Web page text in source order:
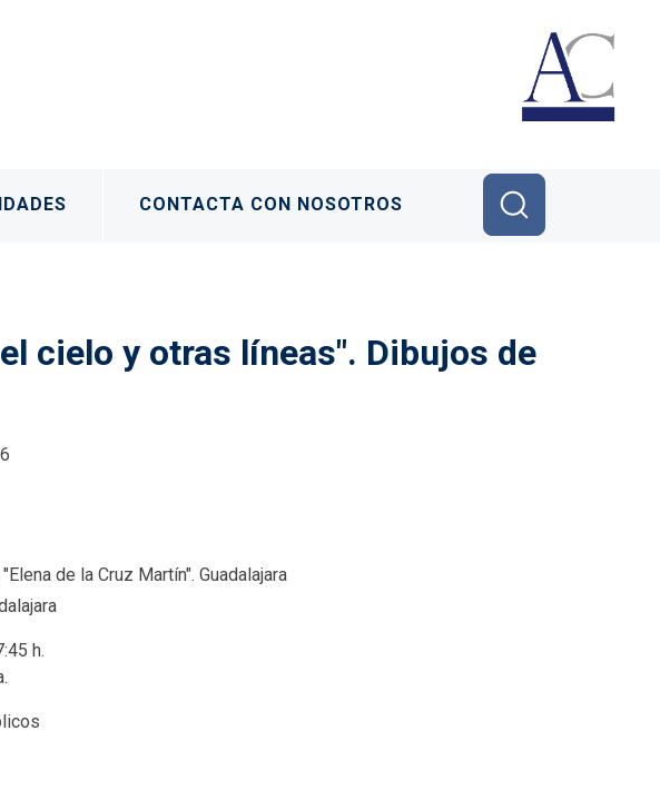
CONTACTA CON NOSOTROS
cielo y otras líneas". Dibujos de
de la Cruz Martín". Guadalajara
h.